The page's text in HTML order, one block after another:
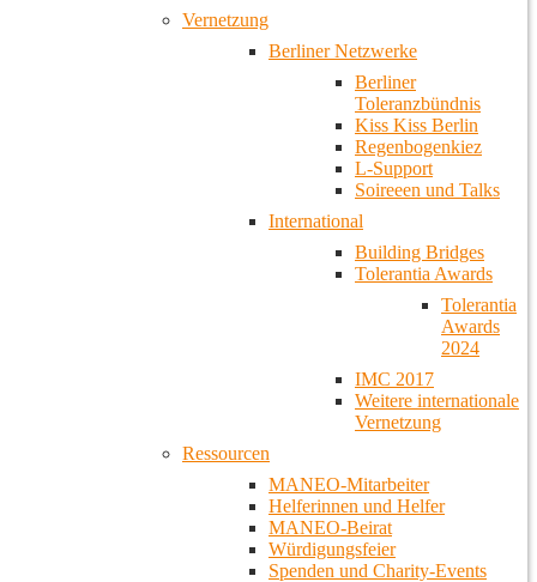
Vernetzung
Berliner Netzwerke
Berliner
Toleranzbündnis
Kiss Kiss Berlin
Regenbogenkiez
L-Support
Soireeen und Talks
International
Building Bridges
Tolerantia Awards
Tolerantia
Awards
2024
IMC 2017
Weitere internationale
Vernetzung
Ressourcen
MANEO-Mitarbeiter
Helferinnen und Helfer
MANEO-Beirat
Würdigungsfeier
Spenden und Charity-Events